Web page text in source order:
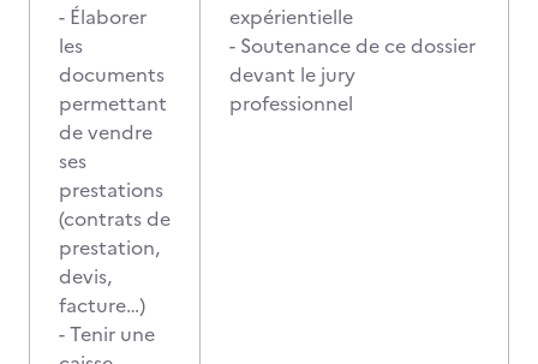
- Élaborer
les
documents
permettant
de vendre
ses
prestations
(contrats de
prestation,
devis,
facture…)
- Tenir une
expérientielle
- Soutenance de ce dossier
devant le jury
professionnel